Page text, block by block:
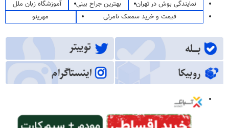
نمایندگی بوش در تهران
بهترین جراح بینی
آموزشگاه زبان ملل
قیمت و خرید سمعک نامرئی
مهرینو